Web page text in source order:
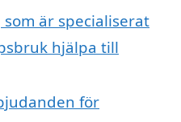
är specialiserat
hjälpa till
för